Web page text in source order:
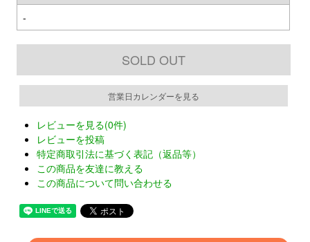
-
SOLD OUT
営業日カレンダーを見る
レビューを見る(0件)
レビューを投稿
特定商取引法に基づく表記（返品等）
この商品を友達に教える
この商品について問い合わせる